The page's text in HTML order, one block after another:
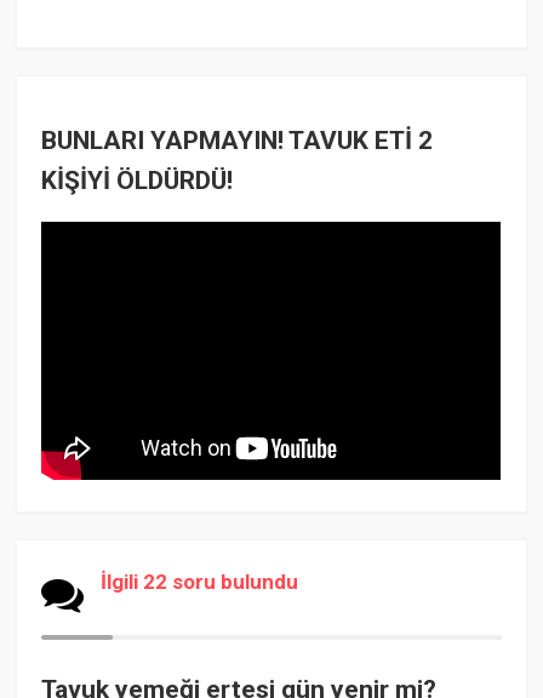
BUNLARI YAPMAYIN! TAVUK ETİ 2
KİŞİYİ ÖLDÜRDÜ!
İlgili 22 soru bulundu
Tavuk yemeği ertesi gün yenir mi?